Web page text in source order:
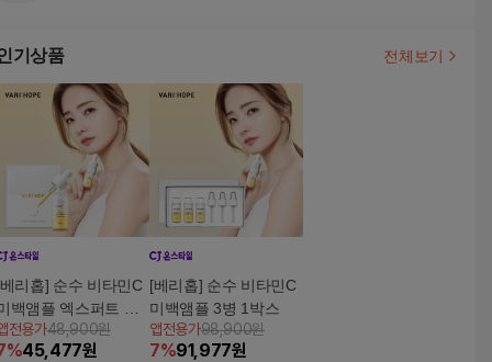
기상품 전체보기
리홉] 순수 비타민C
백앰플 엑스퍼트 단
전용가48,900원
%45,477원
[베리홉] 순수 비타민C
미백앰플 3병 1박스
앱전용가98,900원
7%91,977원